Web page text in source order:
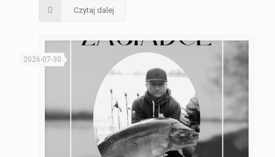
Czytaj dalej
2026-07-30